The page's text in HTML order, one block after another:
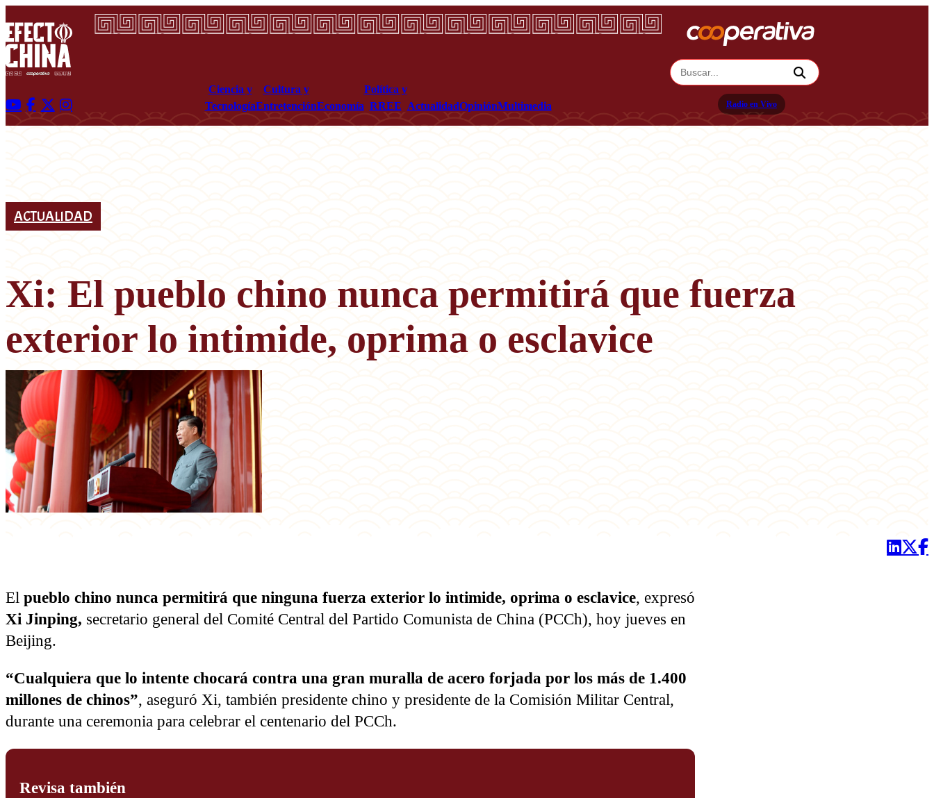
Ciencia y
Tecnología
Cultura y
EntretenciónEconomía
Política y
RREE ActualidadOpiniónMultimedia Radio en Vivo
ACTUALIDAD
Xi: El pueblo chino nunca permitirá que fuerza
exterior lo intimide, oprima o esclavice
El pueblo chino nunca permitirá que ninguna fuerza exterior lo intimide, oprima o esclavice, expresó
Xi Jinping, secretario general del Comité Central del Partido Comunista de China (PCCh), hoy jueves en
Beijing.
“Cualquiera que lo intente chocará contra una gran muralla de acero forjada por los más de 1.400
millones de chinos”, aseguró Xi, también presidente chino y presidente de la Comisión Militar Central,
durante una ceremonia para celebrar el centenario del PCCh.
Revisa también